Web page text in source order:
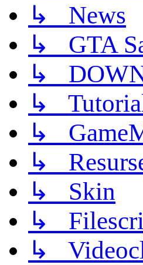
↳ News
↳ GTA
↳
↳
↳
↳
↳ Skin
↳
↳